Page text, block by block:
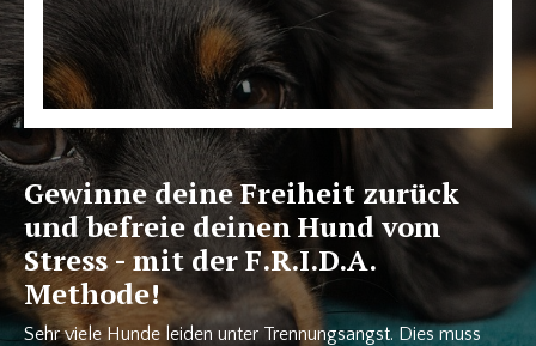
Gewinne deine Freiheit zurück
und befreie deinen Hund vom
Stress - mit der F.R.I.D.A.
Methode!
Sehr viele Hunde leiden unter Trennungsangst. Dies muss